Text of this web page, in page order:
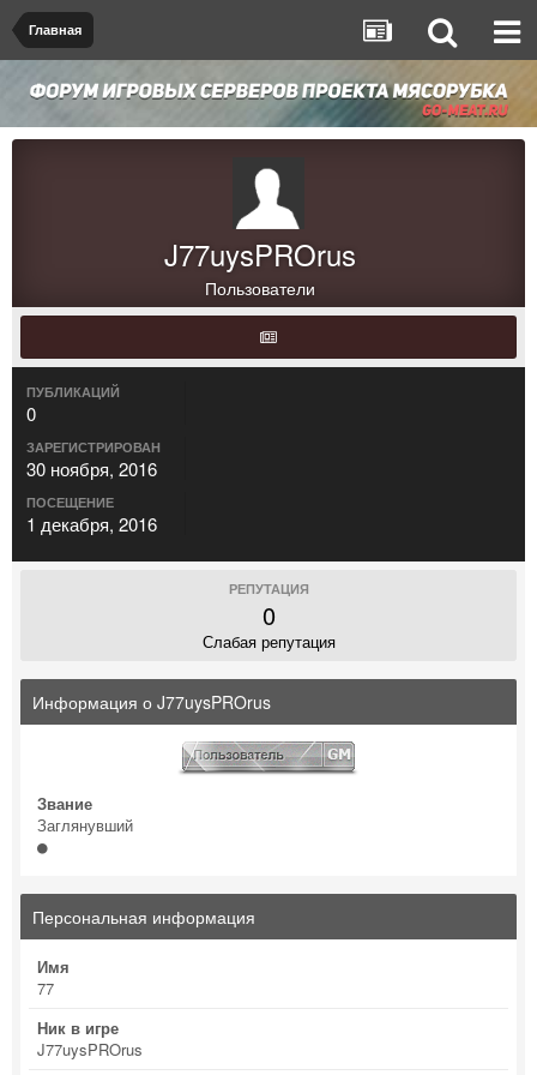
Главная
J77uysPROrus
Пользователи
ПУБЛИКАЦИЙ
0
ЗАРЕГИСТРИРОВАН
30 ноября, 2016
ПОСЕЩЕНИЕ
1 декабря, 2016
РЕПУТАЦИЯ
0
Слабая репутация
Информация о J77uysPROrus
Звание
Заглянувший
Персональная информация
Имя
77
Ник в игре
J77uysPROrus